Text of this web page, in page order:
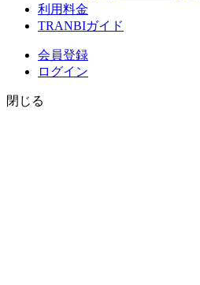
利用料金
TRANBIガイド
会員登録
ログイン
閉じる